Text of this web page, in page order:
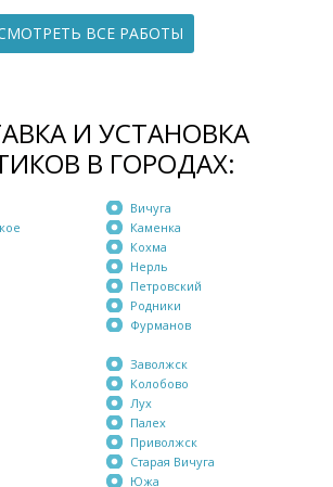
ВСЕ РАБОТЫ
И УСТАНОВКА
В ГОРОДАХ:
Вичуга
Каменка
Кохма
Нерль
Петровский
Родники
Фурманов
Заволжск
Колобово
Лух
Палех
Приволжск
Старая Вичуга
Южа